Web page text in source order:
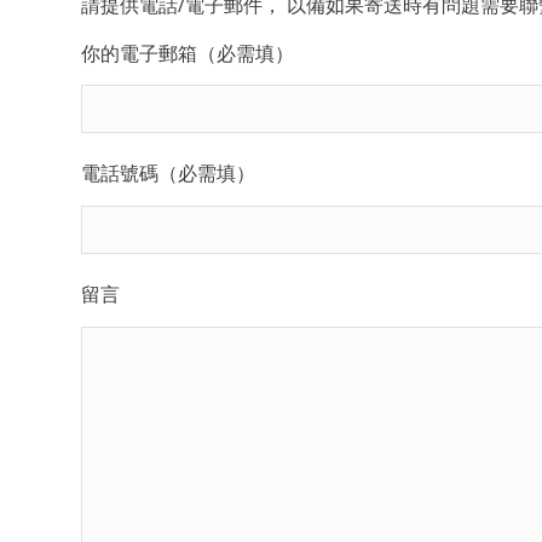
你的電子郵箱（必需填）
電話號碼（必需填）
留言